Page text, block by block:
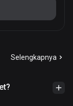
Selengkapnya